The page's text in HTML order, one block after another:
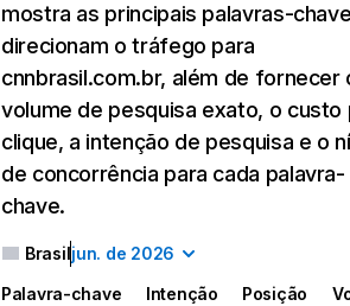
mostra as principais palavras-
direcionam o tráfego para
cnnbrasil.com.br, além de fornecer
volume de pesquisa exato, o custo
clique, a intenção de pesquisa e o
de concorrência para cada palavra-
chave.
Brasiljun. de 2026
Palavra-chave Intenção Posição